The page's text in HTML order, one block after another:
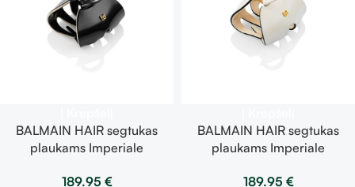
BALMAIN HAIR segtukas
plaukams Imperiale
189.95 €
BALMAIN HAIR segtukas
plaukams Imperiale
189.95 €